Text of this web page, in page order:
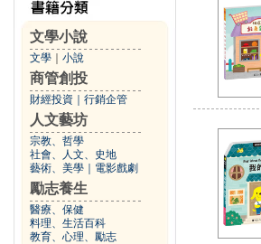
文學小說
文學 小說
商管創投
財經投資 行銷企管
人文藝坊
宗教、哲學
社會、人文、史地
藝術、美學
電影戲劇
勵志養生
醫療、保健
料理、生活百科
教育、心理、勵志